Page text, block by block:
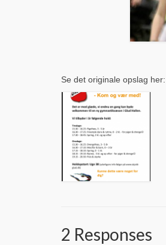
Se det originale opslag her:
2 Responses